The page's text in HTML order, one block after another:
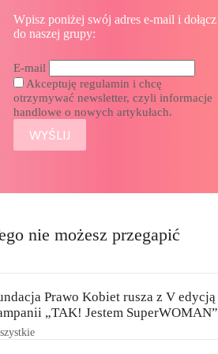
Wpisz poniżej swój adres e-mail i dołącz
do naszej grupy:
E-mail
Akceptuję regulamin i chcę
otrzymywać newsletter, czyli informacje
handlowe o nowych artykułach.
nie możesz przegapić
Prawo Kobiet rusza z V edycją
„TAK! Jestem SuperWOMAN”